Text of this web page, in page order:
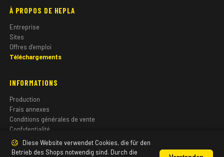
À PROPOS DE HEPLA
Entreprise
Sites
Offres d’emploi
Téléchargements
INFORMATIONS
Production
Frais annexes
Conditions générales de vente
Confidentialité
Mentions légales
Diese Website verwendet Cookies, die für den
Betrieb des Shops notwendig sind. Durch die